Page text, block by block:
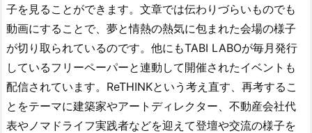
子を見ることができます。文章では伝わりづらいものでも
動画にすることで、夢と情熱の熱気に包まれた会場の様子
が切り取られているのです。他にもTABI LABOが毎月発行
しているフリーペーパーと連動して開催されたイベントも
配信されています。ReTHINKという考え直す、再考するこ
とをテーマに建築家やアートディレクター、不動産会社代
表やノマドライフ実践者などを迎えて登壇や交流の様子を